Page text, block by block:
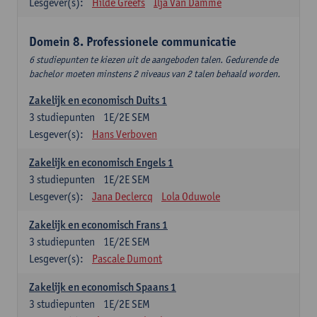
Domein 8. Professionele communicatie
6 studiepunten te kiezen uit de aangeboden talen. Gedurende de
bachelor moeten minstens 2 niveaus van 2 talen behaald worden.
Zakelijk en economisch Duits 1
1E/2E SEM
3 studiepunten
Lesgever(s):
Hans Verboven
Zakelijk en economisch Engels 1
1E/2E SEM
3 studiepunten
Lesgever(s):
Jana Declercq Lola Oduwole
Zakelijk en economisch Frans 1
1E/2E SEM
3 studiepunten
Lesgever(s):
Pascale Dumont
Zakelijk en economisch Spaans 1
1E/2E SEM
3 studiepunten